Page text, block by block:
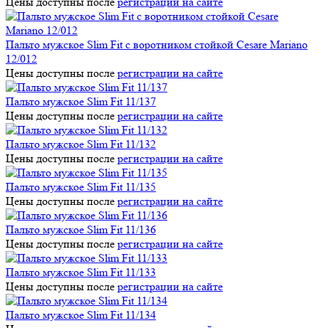
Пальто мужское Slim Fit с воротником стойкой Cesare Mariano
12/012
Цены доступны после регистрации на сайте
Пальто мужское Slim Fit 11/137
Цены доступны после регистрации на сайте
Пальто мужское Slim Fit 11/132
Цены доступны после регистрации на сайте
Пальто мужское Slim Fit 11/135
Цены доступны после регистрации на сайте
Пальто мужское Slim Fit 11/136
Цены доступны после регистрации на сайте
Пальто мужское Slim Fit 11/133
Цены доступны после регистрации на сайте
Пальто мужское Slim Fit 11/134